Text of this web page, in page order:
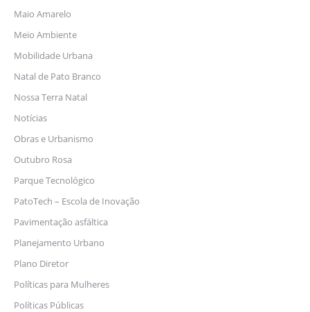
Maio Amarelo
Meio Ambiente
Mobilidade Urbana
Natal de Pato Branco
Nossa Terra Natal
Notícias
Obras e Urbanismo
Outubro Rosa
Parque Tecnológico
PatoTech – Escola de Inovação
Pavimentação asfáltica
Planejamento Urbano
Plano Diretor
Políticas para Mulheres
Políticas Públicas